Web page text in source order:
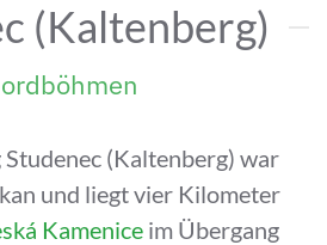
(Kaltenberg)
(Kaltenberg) war
und liegt vier Kilometer
Kamenice im Übergang